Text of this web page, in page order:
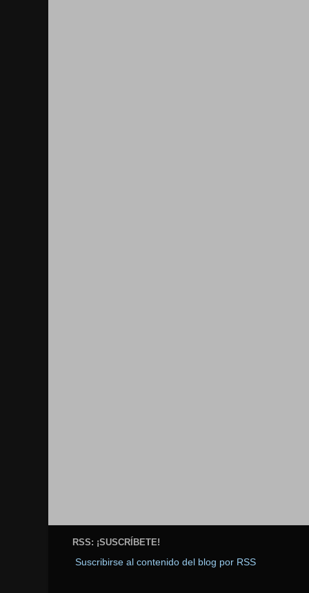
RSS: ¡SUSCRÍBETE!
Suscribirse al contenido del blog por RSS